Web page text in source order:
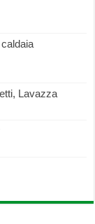
Lavazza